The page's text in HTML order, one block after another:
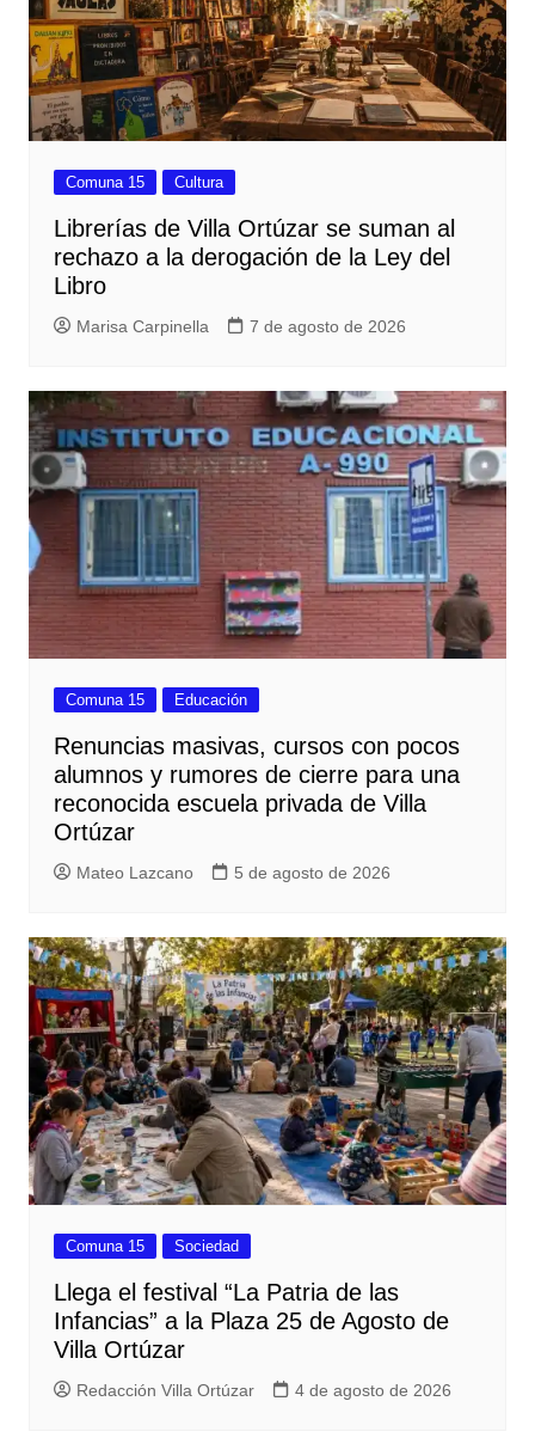
Comuna 15 Cultura
Librerías de Villa Ortúzar se suman al
rechazo a la derogación de la Ley del
Libro
Marisa Carpinella 7 de agosto de 2026
Comuna 15 Educación
Renuncias masivas, cursos con pocos
alumnos y rumores de cierre para una
reconocida escuela privada de Villa
Ortúzar
Mateo Lazcano 5 de agosto de 2026
Comuna 15 Sociedad
Llega el festival “La Patria de las
Infancias” a la Plaza 25 de Agosto de
Villa Ortúzar
Redacción Villa Ortúzar 4 de agosto de 2026